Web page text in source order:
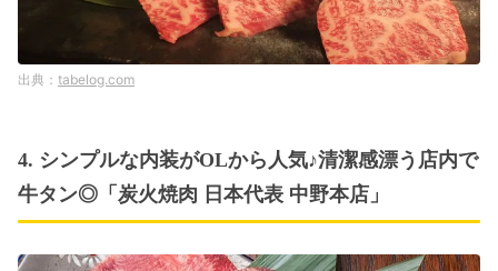
tabelog.com
4. シンプルな内装がOLから人気♪清潔感漂う店内で
牛タン◎「炭火焼肉 日本代表 中野本店」